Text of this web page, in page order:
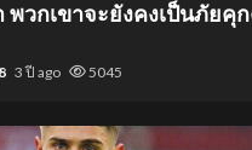
วกเขาจะยังคงเป็นภัยคุ
3 ปี ago 5045